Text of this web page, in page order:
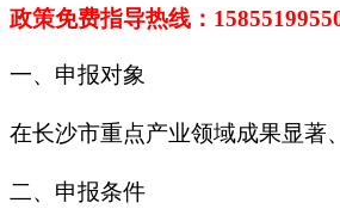
政策免费指导热线：
一、申报对象
在长沙市重点产业领域成果显著
二、申报条件